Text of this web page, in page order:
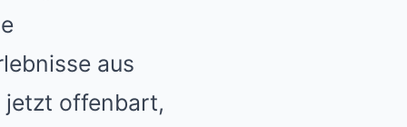
aus
jetzt offenbart,